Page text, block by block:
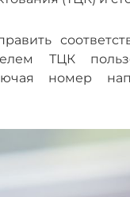
ТЦК
номер